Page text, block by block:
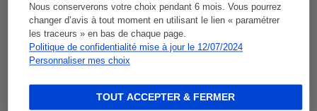
Nous conserverons votre choix pendant 6 mois. Vous pourrez
changer d’avis à tout moment en utilisant le lien « paramétrer
les traceurs » en bas de chaque page.
Politique de confidentialité mise à jour le 12/07/2024
Personnaliser mes choix
TOUT ACCEPTER & FERMER